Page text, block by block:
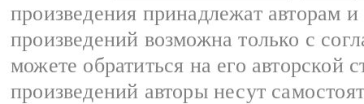
произведения принадлежат авторам
произведений возможна только с
можете обратиться на его авторской
произведений авторы несут